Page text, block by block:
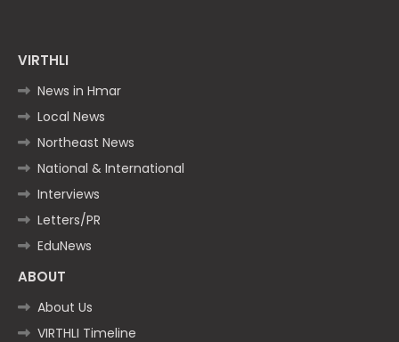
VIRTHLI
News in Hmar
Local News
Northeast News
National & International
Interviews
Letters/PR
EduNews
ABOUT
About Us
VIRTHLI Timeline